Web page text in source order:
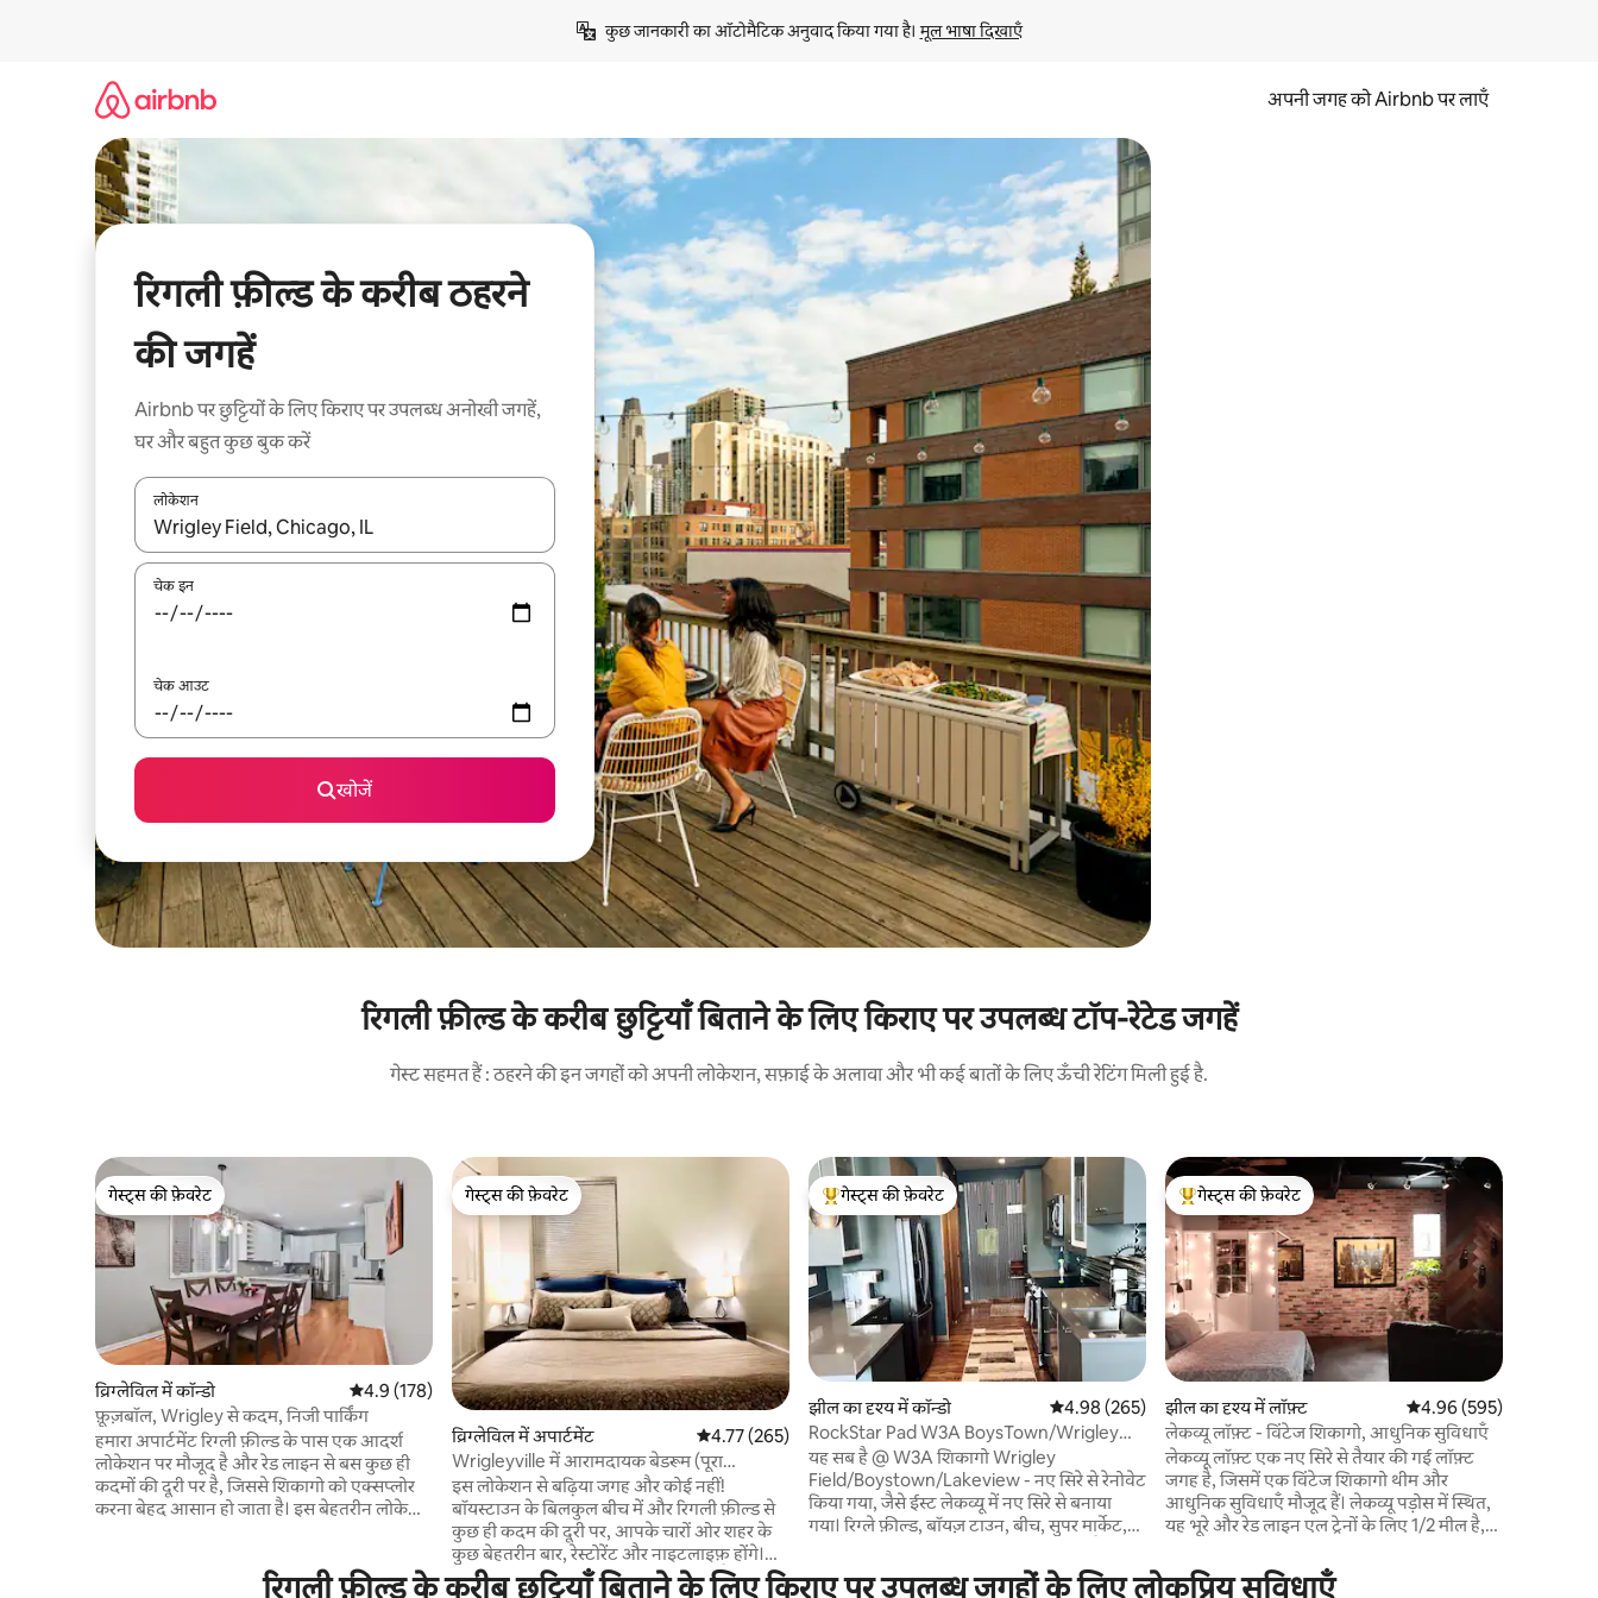
कुछ जानकारी का ऑटोमैटिक अनुवाद किया गया है। मूल भाषा दिखाएँ
अपनी जगह को Airbnb पर लाएँ
रिगली फ़ील्ड के करीब ठहरने
की जगहें
Airbnb पर छुट्टियों के लिए किराए पर उपलब्ध अनोखी जगहें,
घर और बहुत कुछ बुक करें
लोकेशन
नतीजों के उपलब्ध होने पर, अप और डाउन 'ऐरो की' का इस्तेमाल करके नेविगेट करें या टच या फिर स्वाइप जेस्चर का इस्तेमाल करके एक्सप्लोर करें।
चेक इन
चेक आउट
खोजें
रिगली फ़ील्ड के करीब छुट्टियाँ बिताने के लिए किराए पर उपलब्ध टॉप-रेटेड जगहें
गेस्ट सहमत हैं : ठहरने की इन जगहों को अपनी लोकेशन, सफ़ाई के अलावा और भी कई बातों के लिए ऊँची रेटिंग मिली हुई है.
गेस्ट्स की फ़ेवरेट
गेस्ट्स की फ़ेवरेट
व्रिग्लेविल में कॉन्डो औसत रेटिंग 5 में से 4.9, 178 समीक्षाएँ
4.9 (178)
फ़ूज़बॉल, Wrigley से कदम, निजी पार्किंग
हमारा अपार्टमेंट रिग्ली फ़ील्ड के पास एक आदर्श
लोकेशन पर मौजूद है और रेड लाइन से बस कुछ ही
कदमों की दूरी पर है, जिससे शिकागो को एक्सप्लोर
करना बेहद आसान हो जाता है। इस बेहतरीन लोकेशन
आपको इयर प्लग देते हैं। हमारे कई मेहमान अभी भी
गेस्ट्स की फ़ेवरेट
गेस्ट्स की फ़ेवरेट
व्रिग्लेविल में अपार्टमेंट औसत रेटिंग 5 में से 4.77, 265 समीक्षाएँ
4.77 (265)
Wrigleyville में आरामदायक बेडरूम (पूरा
अपार्टमेंट)
इस लोकेशन से बढ़िया जगह और कोई नहीं!
बॉयस्टाउन के बिलकुल बीच में और रिगली फ़ील्ड से
कुछ ही कदम की दूरी पर, आपके चारों ओर शहर के
कुछ बेहतरीन बार, रेस्टोरेंट और नाइटलाइफ़ होंगे।
कब्स स्टेडियम सिर्फ़ एक ब्लॉक की दूरी पर है और
गेस्ट्स का टॉप फ़ेवरेट
गेस्ट्स की फ़ेवरेट
झील का दृश्य में कॉन्डो औसत रेटिंग 5 में से 4.98, 265 समीक्षाएँ
4.98 (265)
RockStar Pad W3A BoysTown/Wrigley
Field/Parking
यह सब है @ W3A शिकागो Wrigley
Field/Boystown/Lakeview - नए सिरे से रेनोवेट
किया गया, जैसे ईस्ट लेकव्यू में नए सिरे से बनाया
गया। रिग्ले फ़ील्ड, बॉयज़ टाउन, बीच, सुपर मार्केट,
मिनट की पैदल दूरी, निजी बंद पार्किंग $20/रात
गेस्ट्स का टॉप फ़ेवरेट
गेस्ट्स की फ़ेवरेट
झील का दृश्य में लॉफ़्ट औसत रेटिंग 5 में से 4.96,
4.96 (595)
लेकव्यू लॉफ़्ट - विंटेज शिकागो, आधुनिक सुविधाएँ
लेकव्यू लॉफ़्ट एक नए सिरे से तैयार की गई लॉफ़्ट
जगह है, जिसमें एक विंटेज शिकागो थीम और
आधुनिक सुविधाएँ मौजूद हैं। लेकव्यू पड़ोस में स्थित,
यह भूरे और रेड लाइन एल ट्रेनों के लिए 1/2 मील है,
सामने 1.5 मील की दूरी पर है। लेकव्यू लॉफ़्ट शिकागो
के एक शानदार इलाके में ठहरने के दौरान मेहमानों को
रिगली फ़ील्ड के करीब छुट्टियाँ बिताने के लिए किराए पर उपलब्ध जगहों के लिए लोकप्रिय सुविधाएँ